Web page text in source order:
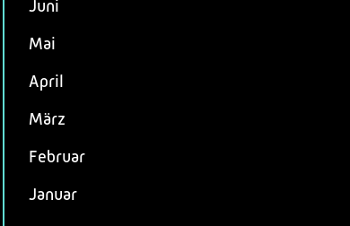
Juni
Mai
April
März
Februar
Januar